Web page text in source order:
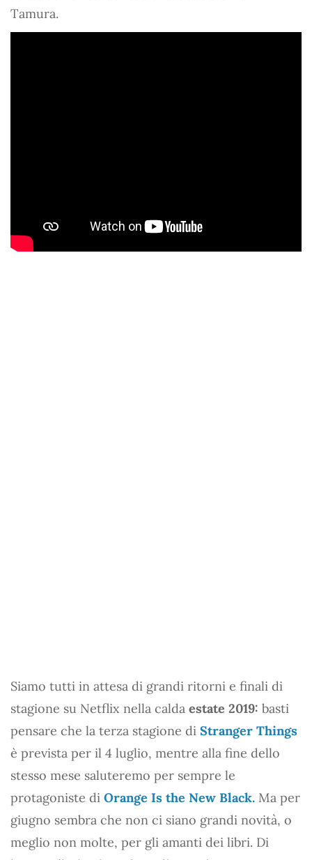
Tamura.
Siamo tutti in attesa di grandi ritorni e finali di
stagione su Netflix nella calda estate 2019: basti
pensare che la terza stagione di Stranger Things
è prevista per il 4 luglio, mentre alla fine dello
stesso mese saluteremo per sempre le
protagoniste di Orange Is the New Black. Ma per
giugno sembra che non ci siano grandi novità, o
meglio non molte, per gli amanti dei libri. Di